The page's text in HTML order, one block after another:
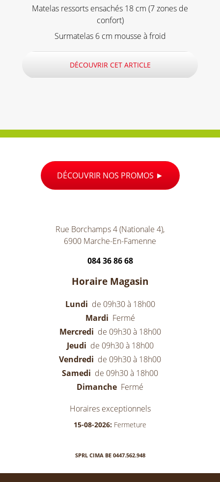
Matelas ressorts ensachés 18 cm (7 zones de
confort)
Surmatelas 6 cm mousse à froid
DÉCOUVRIR CET ARTICLE
DÉCOUVRIR NOS PROMOS
Rue Borchamps 4 (Nationale 4),
6900 Marche-En-Famenne
084 36 86 68
Horaire Magasin
Lundi de 09h30 à 18h00
Mardi Fermé
Mercredi de 09h30 à 18h00
Jeudi de 09h30 à 18h00
Vendredi de 09h30 à 18h00
Samedi de 09h30 à 18h00
Dimanche Fermé
Horaires exceptionnels
15-08-2026: Fermeture
SPRL CIMA BE 0447.562.948